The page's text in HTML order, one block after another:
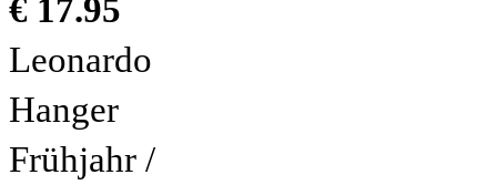
€ 17.95
Leonardo
Hanger
Frühjahr /